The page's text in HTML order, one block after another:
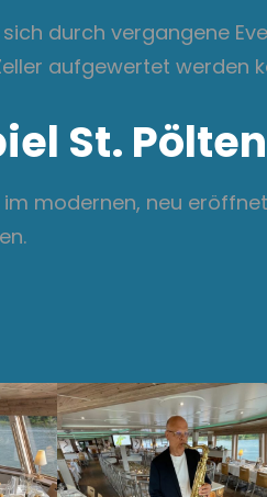
sich durch vergangene
aufgewertet werden
St. Pölten
modernen, neu